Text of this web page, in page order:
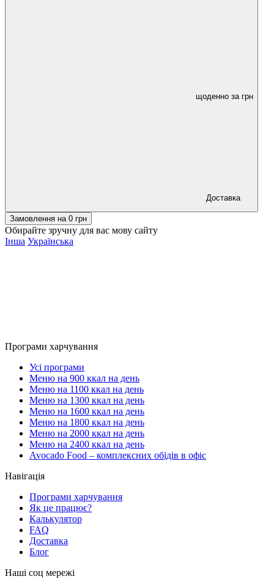
щоденно за грн
Доставка
Замовлення на 0 грн
Обирайте зручну для вас мову сайту
Інша Українська
Програми харчування
Усі програми
Меню на 900 ккал на день
Меню на 1100 ккал на день
Меню на 1300 ккал на день
Меню на 1600 ккал на день
Меню на 1800 ккал на день
Меню на 2000 ккал на день
Меню на 2400 ккал на день
Avocado Food – комплексних обідів в офіс
Навігація
Програми харчування
Як це працює?
Калькулятор
FAQ
Доставка
Блог
Наші соц мережі